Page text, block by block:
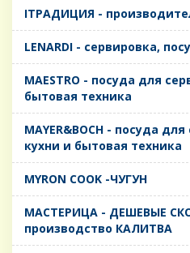
IТРАДИЦИЯ -
LENARDI - сервировка,
MAESTRO - посуда для
бытовая техника
MAYER&BOCH - посуда
кухни и бытовая техника
MYRON COOK -ЧУГУН
MАСТЕРИЦА - ДЕШЕВЫЕ
производство КАЛИТВА